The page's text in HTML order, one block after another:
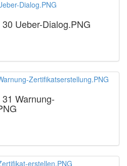
Ueber-Dialog.PNG
Warnung-